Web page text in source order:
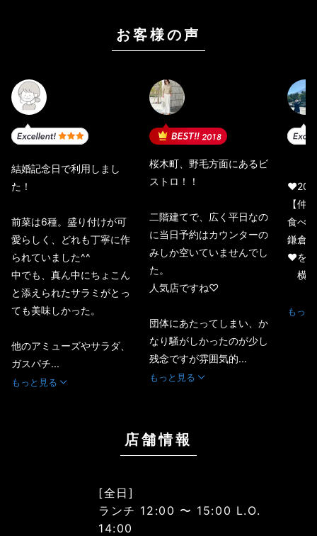
お客様の声
結婚記念日で利用しまし
た！
前菜は6種。盛り付けが可
愛らしく、どれも丁寧に作
られていました^^
中でも、真ん中にちょこん
と添えられたサラミがとっ
ても美味しかった。
他のアミューズやサラダ、
ガスパチ...
もっと見る
2018
桜木町、野毛方面にあるビ
ストロ！！
二階建てで、広く平日なの
に当日予約はカウンターの
みしか空いていませんでし
た。
人気店ですね♡
団体にあたってしまい、か
なり騒がしかったのが少し
残念ですが雰囲気的...
もっと見る
【仲
食べ
鎌倉
❤︎を楽
横
もっ
店舗情報
[全日]
ランチ 12:00 〜 15:00 L.O.
14:00